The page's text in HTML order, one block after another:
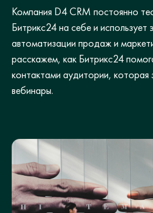
Компания D4 CRM постоянно
Битрикс24 на себе и использует
автоматизации продаж и
расскажем, как Битрикс24
контактами аудитории, которая
вебинары.